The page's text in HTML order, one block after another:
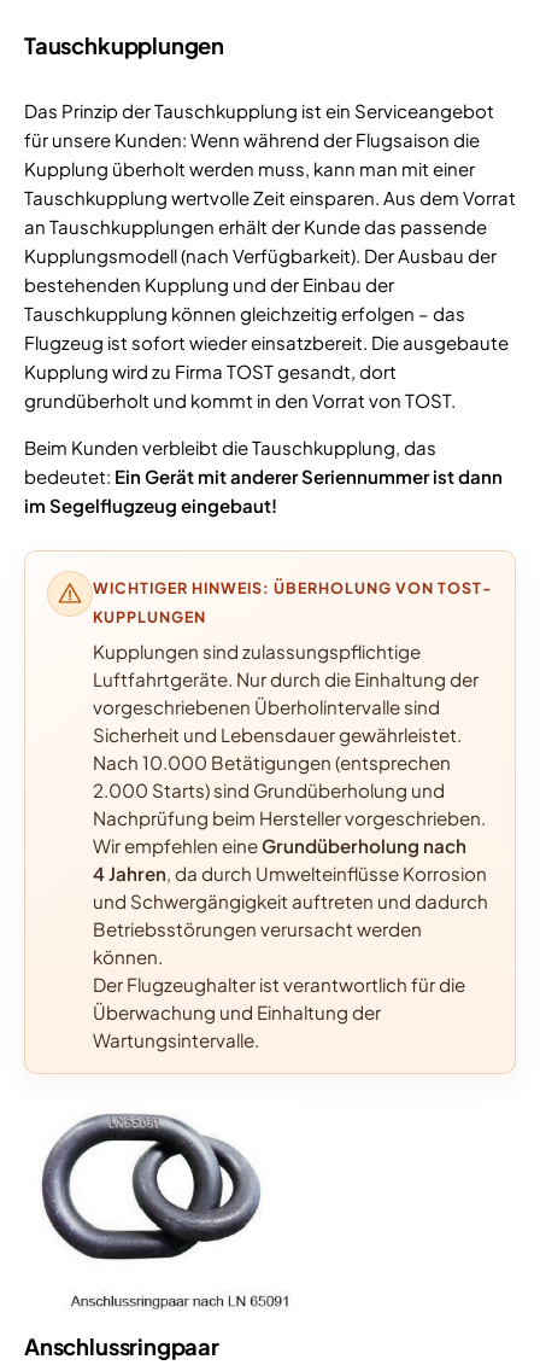
Tauschkupplungen
Das Prinzip der Tauschkupplung ist ein Serviceangebot
für unsere Kunden: Wenn während der Flugsaison die
Kupplung überholt werden muss, kann man mit einer
Tauschkupplung wertvolle Zeit einsparen. Aus dem Vorrat
an Tauschkupplungen erhält der Kunde das passende
Kupplungsmodell (nach Verfügbarkeit). Der Ausbau der
bestehenden Kupplung und der Einbau der
Tauschkupplung können gleichzeitig erfolgen – das
Flugzeug ist sofort wieder einsatzbereit. Die ausgebaute
Kupplung wird zu Firma TOST gesandt, dort
grundüberholt und kommt in den Vorrat von TOST.
Beim Kunden verbleibt die Tauschkupplung, das
bedeutet: Ein Gerät mit anderer Seriennummer ist dann
im Segelflugzeug eingebaut!
WICHTIGER HINWEIS: ÜBERHOLUNG VON TOST-
KUPPLUNGEN
Kupplungen sind zulassungspflichtige
Luftfahrtgeräte. Nur durch die Einhaltung der
vorgeschriebenen Überholintervalle sind
Sicherheit und Lebensdauer gewährleistet.
Nach 10.000 Betätigungen (entsprechen
2.000 Starts) sind Grundüberholung und
Nachprüfung beim Hersteller vorgeschrieben.
Wir empfehlen eineGrundüberholung nach
4 Jahren , da durch Umwelteinflüsse Korrosion
und Schwergängigkeit auftreten und dadurch
Betriebsstörungen verursacht werden
können.
Der Flugzeughalter ist verantwortlich für die
Überwachung und Einhaltung der
Wartungsintervalle.
Anschlussringpaar